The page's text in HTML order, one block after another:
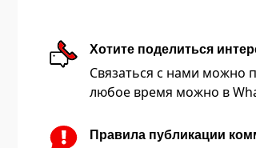
Хотите поделиться
Связаться с нами можно
любое время можно в
Правила публикации